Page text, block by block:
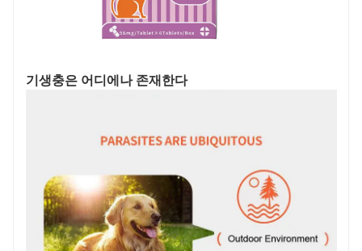
기생충은 어디에나 존재한다